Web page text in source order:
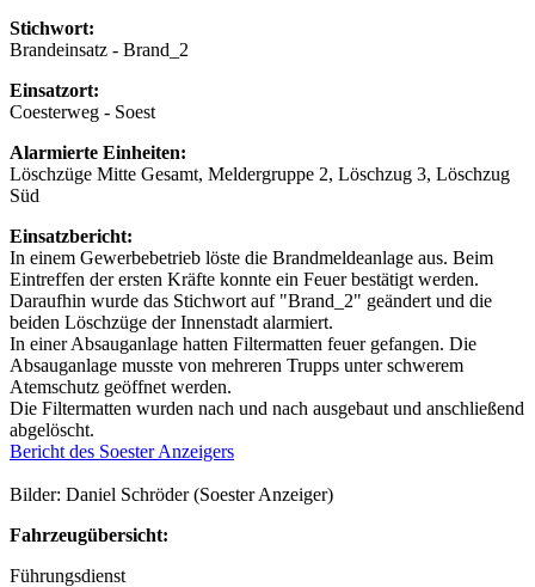
Stichwort:
Brandeinsatz - Brand_2
Einsatzort:
Coesterweg - Soest
Alarmierte Einheiten:
Löschzüge Mitte Gesamt, Meldergruppe 2, Löschzug 3, Löschzug
Süd
Einsatzbericht:
In einem Gewerbebetrieb löste die Brandmeldeanlage aus. Beim
Eintreffen der ersten Kräfte konnte ein Feuer bestätigt werden.
Daraufhin wurde das Stichwort auf "Brand_2" geändert und die
beiden Löschzüge der Innenstadt alarmiert.
In einer Absauganlage hatten Filtermatten feuer gefangen. Die
Absauganlage musste von mehreren Trupps unter schwerem
Atemschutz geöffnet werden.
Die Filtermatten wurden nach und nach ausgebaut und anschließend
abgelöscht.
Bericht des Soester Anzeigers
Bilder: Daniel Schröder (Soester Anzeiger)
Fahrzeugübersicht:
Führungsdienst